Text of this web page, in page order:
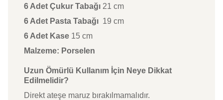
6 Adet Çukur Tabağı 21 cm
6 Adet Pasta Tabağı 19 cm
6 Adet Kase 15 cm
Malzeme: Porselen
Uzun Ömürlü Kullanım İçin Neye Dikkat
Edilmelidir?
Direkt ateşe maruz bırakılmamalıdır.